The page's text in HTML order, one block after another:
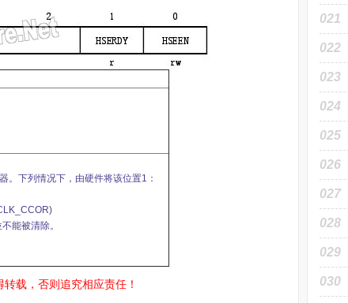
。下列情况下，由硬件将该位置1：
能被清除。
载，否则追究相应责任！
021
022
023
024
025
026
027
028
029
030